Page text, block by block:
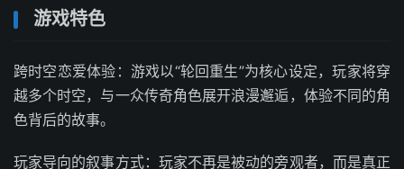
游戏特色
跨时空恋爱体验：游戏以“轮回重生”为核心设定，玩家将穿
越多个时空，与一众传奇角色展开浪漫邂逅，体验不同的角
色背后的故事。
玩家导向的叙事方式：玩家不再是被动的旁观者，而是真正